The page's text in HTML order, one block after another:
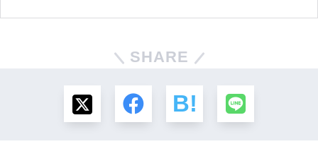
SHARE